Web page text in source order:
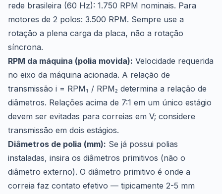
rede brasileira (60 Hz): 1.750 RPM nominais. Para
motores de 2 polos: 3.500 RPM. Sempre use a
rotação a plena carga da placa, não a rotação
síncrona.
RPM da máquina (polia movida): Velocidade requerida
no eixo da máquina acionada. A relação de
transmissão i = RPM₁ / RPM₂ determina a relação de
diâmetros. Relações acima de 7:1 em um único estágio
devem ser evitadas para correias em V; considere
transmissão em dois estágios.
Diâmetros de polia (mm): Se já possui polias
instaladas, insira os diâmetros primitivos (não o
diâmetro externo). O diâmetro primitivo é onde a
correia faz contato efetivo — tipicamente 2-5 mm